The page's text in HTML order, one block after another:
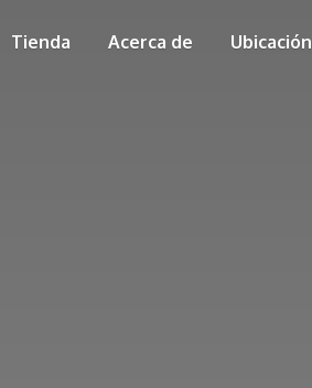
Tienda Acerca de Ubicación